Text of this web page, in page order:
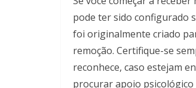
pode ter sido configurado
foi originalmente criado
remoção. Certifique-se
reconhece, caso estejam
procurar apoio psicológico